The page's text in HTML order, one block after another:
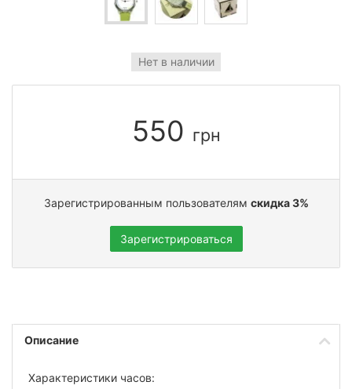
Нет в наличии
550 грн
Зарегистрированным пользователям скидка 3%
Зарегистрироваться
Описание
Характеристики часов: